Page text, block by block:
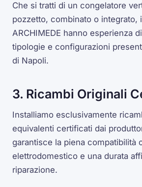
Che si tratti di un congelatore
pozzetto, combinato o integrato,
ARCHIMEDE hanno esperienza
tipologie e configurazioni
di Napoli.
3. Ricambi Originali
Installiamo esclusivamente
equivalenti certificati dai
garantisce la piena compatibilità
elettrodomestico e una durata
riparazione.